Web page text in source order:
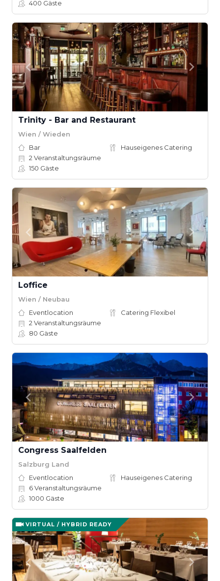
400 Gäste
Trinity - Bar and Restaurant
Wien / Wieden
Bar
Hauseigenes Catering
2 Veranstaltungsräume
150 Gäste
Loffice
Wien / Neubau
Eventlocation
Catering Flexibel
2 Veranstaltungsräume
80 Gäste
Congress Saalfelden
Salzburg Land
Eventlocation
Hauseigenes Catering
6Veranstaltungsräume
1000 Gäste
VIRTUAL / HYBRID READY